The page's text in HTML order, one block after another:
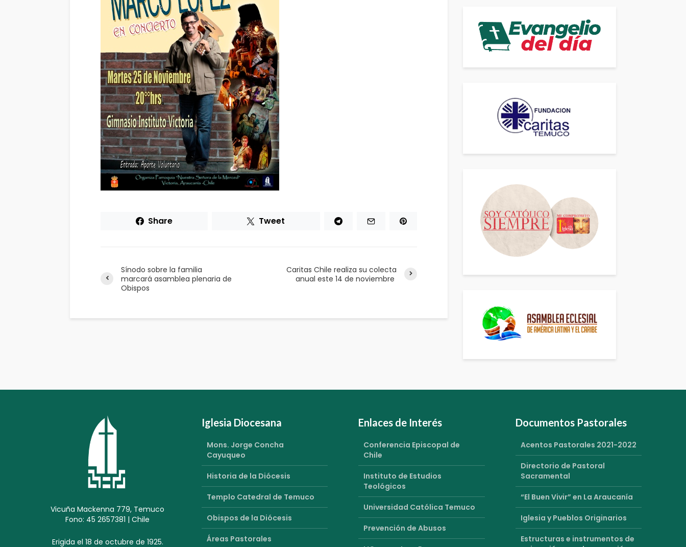
Share Tweet
Sínodo sobre la familia
marcará asamblea plenaria de
Obispos
Caritas Chile realiza su colecta
anual este 14 de noviembre
Vicuña Mackenna 779, Temuco
Fono: 45 2657381 | Chile
Erigida el 18 de octubre de 1925.
Iglesia Diocesana
Mons. Jorge Concha
Cayuqueo
Historia de la Diócesis
Templo Catedral de Temuco
Obispos de la Diócesis
Áreas Pastorales
Enlaces de Interés
Conferencia Episcopal de
Chile
Instituto de Estudios
Teológicos
Universidad Católica Temuco
Prevención de Abusos
Documentos Pastorales
Acentos Pastorales 2021-2022
Directorio de Pastoral
Sacramental
“El Buen Vivir” en La Araucanía
Iglesia y Pueblos Originarios
Estructuras e instrumentos de